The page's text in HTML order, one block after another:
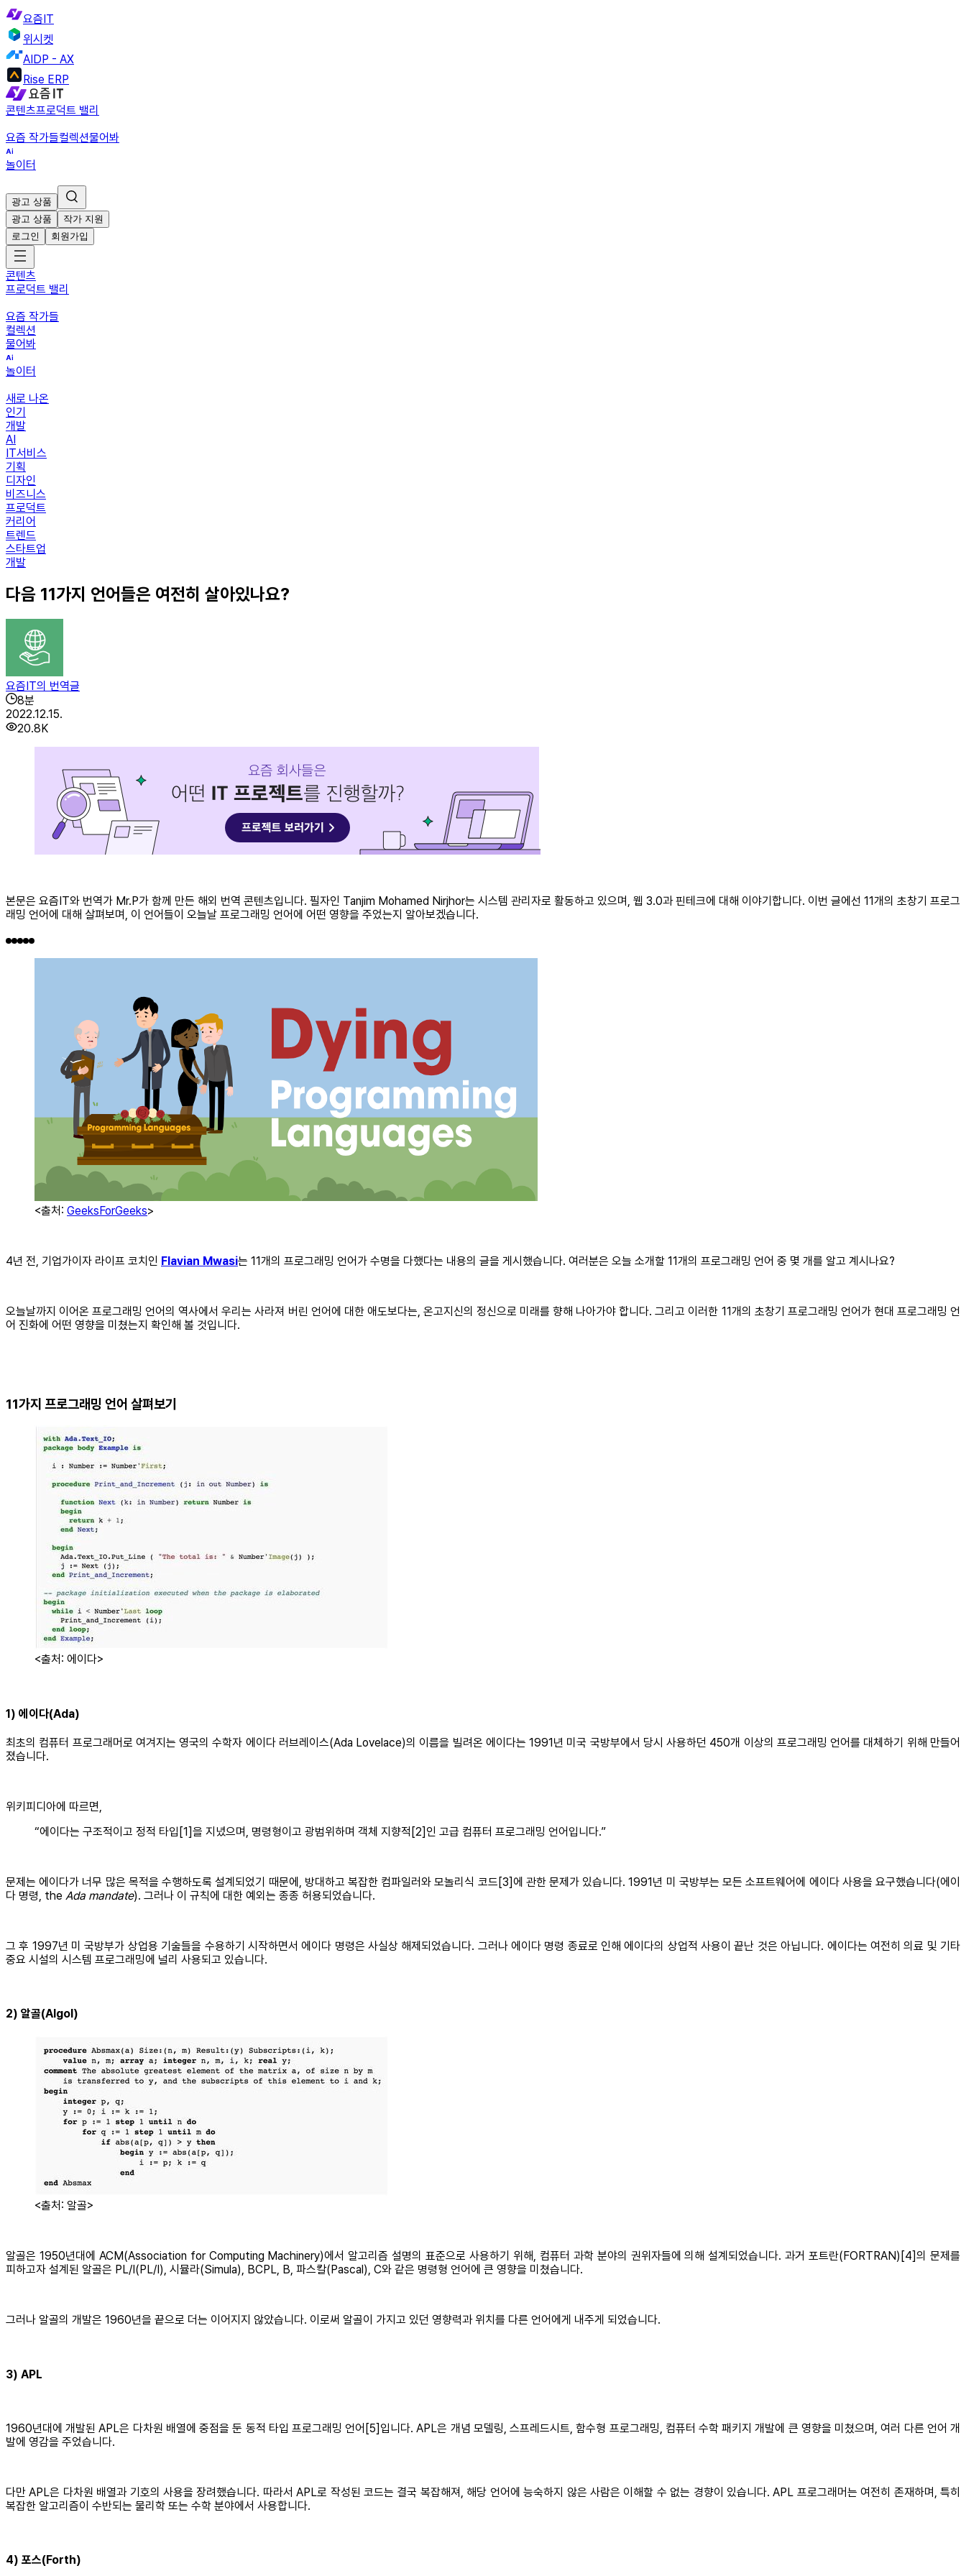
요즘IT
위시켓
AIDP - AX
Rise ERP
콘텐츠프로덕트 밸리
요즘 작가들컬렉션물어봐
놀이터
광고 상품
광고 상품
작가 지원
로그인
회원가입
콘텐츠
프로덕트 밸리
요즘 작가들
컬렉션
물어봐
놀이터
새로 나온
인기
개발
AI
IT서비스
기획
디자인
비즈니스
프로덕트
커리어
트렌드
스타트업
개발
다음 11가지 언어들은 여전히 살아있나요?
요즘IT의 번역글
8분
2022.12.15.
20.8K
본문은 요즘IT와 번역가 Mr.P가 함께 만든 해외 번역 콘텐츠입니다. 필자인 Tanjim Mohamed Nirjhor는 시스템 관리자로 활동하고 있으며, 웹 3.0과 핀테크에 대해 이야기합니다. 이번 글에선 11개의 초창기 프로그
래밍 언어에 대해 살펴보며, 이 언어들이 오늘날 프로그래밍 언어에 어떤 영향을 주었는지 알아보겠습니다.
<출처: GeeksForGeeks>
4년 전, 기업가이자 라이프 코치인 Flavian Mwasi는 11개의 프로그래밍 언어가 수명을 다했다는 내용의 글을 게시했습니다. 여러분은 오늘 소개할 11개의 프로그래밍 언어 중 몇 개를 알고 계시나요?
오늘날까지 이어온 프로그래밍 언어의 역사에서 우리는 사라져 버린 언어에 대한 애도보다는, 온고지신의 정신으로 미래를 향해 나아가야 합니다. 그리고 이러한 11개의 초창기 프로그래밍 언어가 현대 프로그래밍 언
어 진화에 어떤 영향을 미쳤는지 확인해 볼 것입니다.
11가지 프로그래밍 언어 살펴보기
<출처: 에이다>
1) 에이다(Ada)
최초의 컴퓨터 프로그래머로 여겨지는 영국의 수학자 에이다 러브레이스(Ada Lovelace)의 이름을 빌려온 에이다는 1991년 미국 국방부에서 당시 사용하던 450개 이상의 프로그래밍 언어를 대체하기 위해 만들어
졌습니다.
위키피디아에 따르면,
“에이다는 구조적이고 정적 타입[1]을 지녔으며, 명령형이고 광범위하며 객체 지향적[2]인 고급 컴퓨터 프로그래밍 언어입니다.”
문제는 에이다가 너무 많은 목적을 수행하도록 설계되었기 때문에, 방대하고 복잡한 컴파일러와 모놀리식 코드[3]에 관한 문제가 있습니다. 1991년 미 국방부는 모든 소프트웨어에 에이다 사용을 요구했습니다(에이
다 명령, the Ada mandate). 그러나 이 규칙에 대한 예외는 종종 허용되었습니다.
그 후 1997년 미 국방부가 상업용 기술들을 수용하기 시작하면서 에이다 명령은 사실상 해제되었습니다. 그러나 에이다 명령 종료로 인해 에이다의 상업적 사용이 끝난 것은 아닙니다. 에이다는 여전히 의료 및 기타
중요 시설의 시스템 프로그래밍에 널리 사용되고 있습니다.
2) 알골(Algol)
<출처: 알골>
알골은 1950년대에 ACM(Association for Computing Machinery)에서 알고리즘 설명의 표준으로 사용하기 위해, 컴퓨터 과학 분야의 권위자들에 의해 설계되었습니다. 과거 포트란(FORTRAN)[4]의 문제를
피하고자 설계된 알골은 PL/I(PL/I), 시뮬라(Simula), BCPL, B, 파스칼(Pascal), C와 같은 명령형 언어에 큰 영향을 미쳤습니다.
그러나 알골의 개발은 1960년을 끝으로 더는 이어지지 않았습니다. 이로써 알골이 가지고 있던 영향력과 위치를 다른 언어에게 내주게 되었습니다.
3) APL
1960년대에 개발된 APL은 다차원 배열에 중점을 둔 동적 타입 프로그래밍 언어[5]입니다. APL은 개념 모델링, 스프레드시트, 함수형 프로그래밍, 컴퓨터 수학 패키지 개발에 큰 영향을 미쳤으며, 여러 다른 언어 개
발에 영감을 주었습니다.
다만 APL은 다차원 배열과 기호의 사용을 장려했습니다. 따라서 APL로 작성된 코드는 결국 복잡해져, 해당 언어에 능숙하지 않은 사람은 이해할 수 없는 경향이 있습니다. APL 프로그래머는 여전히 존재하며, 특히
복잡한 알고리즘이 수반되는 물리학 또는 수학 분야에서 사용합니다.
4) 포스(Forth)